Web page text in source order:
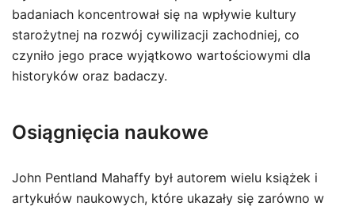
badaniach koncentrował się na wpływie kultury
starożytnej na rozwój cywilizacji zachodniej, co
czyniło jego prace wyjątkowo wartościowymi dla
historyków oraz badaczy.
Osiągnięcia naukowe
John Pentland Mahaffy był autorem wielu książek i
artykułów naukowych, które ukazały się zarówno w